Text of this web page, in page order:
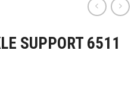
SUPPORT 6511